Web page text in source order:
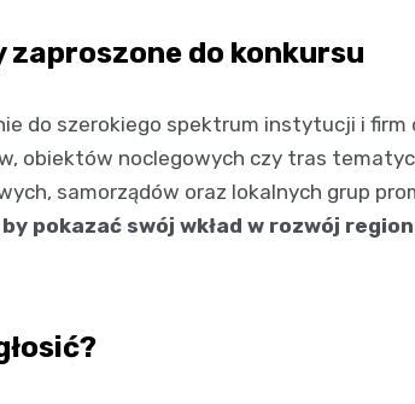
do konkursu
do szerokiego spektrum instytucji i firm
obiektów noclegowych czy tras
samorządów oraz lokalnych grup
pokazać swój wkład w rozwój